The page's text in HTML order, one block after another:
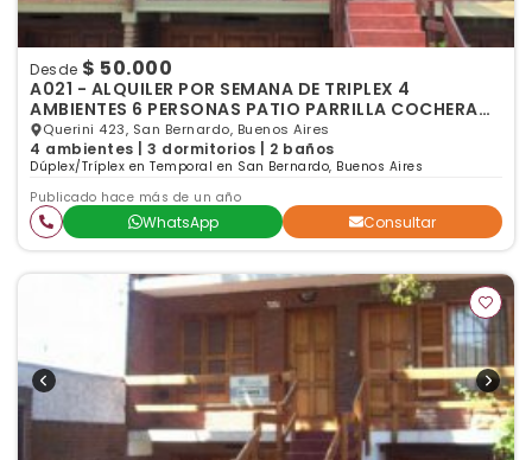
Desde $ 50.000
A021 - ALQUILER POR SEMANA DE TRIPLEX 4
AMBIENTES 6 PERSONAS PATIO PARRILLA COCHERA
SAN BERNARDO
Querini 423, San Bernardo, Buenos Aires
4 ambientes | 3 dormitorios | 2 baños
Dúplex/Tríplex en Temporal en San Bernardo, Buenos Aires
Publicado hace más de un año
WhatsApp Consultar